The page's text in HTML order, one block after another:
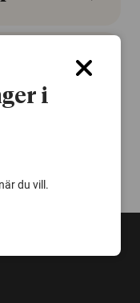
i
du vill.